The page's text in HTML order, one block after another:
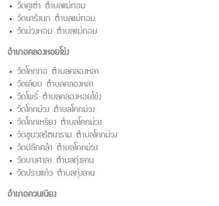
วัดคูเต่า ตำบลแม่ทอม
วัดนารังนก ตำบลแม่ทอม
วัดม่วงหอม ตำบลแม่ทอม
อำเภอคลองหอยโข่ง
วัดโคกกอ ตำบลคลองหลา
วัดเลียบ ตำบลคลองหลา
วัดโพธิ์ ตำบลคลองหอยโข่ง
วัดโคกม่วง ตำบลโคกม่วง
วัดโคกเหรียง ตำบลโคกม่วง
วัดชูนวลรัตนาราม ตำบลโคกม่วง
วัดปลักคล้า ตำบลโคกม่วง
วัดบางศาลา ตำบลทุ่งลาน
วัดปรางแก้ว ตำบลทุ่งลาน
อำเภอควนเนียง